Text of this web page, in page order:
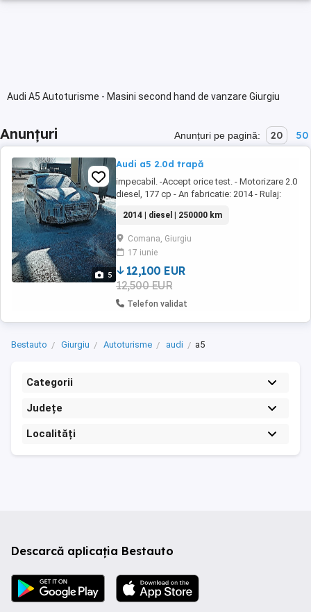
Audi A5 Autoturisme - Masini second hand de vanzare Giurgiu
Anunțuri Anunțuri pe pagină: 20 50
5
Audi a5 2.0d trapă
impecabil. -Accept orice test. - Motorizare 2.0
diesel, 177 cp - An fabricatie: 2014 - Rulaj:
multitronic 8+1 Mașina personală Carte
service Import Belgia (#Stage1#) Distribuție
schimbata, filtre și ulei motor, ulei cutie,
cauciucuri noi, placute noi fata ...
2014 | diesel | 250000 km
Comana, Giurgiu
17 iunie
12,100 EUR
12,500 EUR
Telefon validat
Bestauto Giurgiu Autoturisme audi a5
Categorii
Județe
Localități
Descarcă aplicația Bestauto